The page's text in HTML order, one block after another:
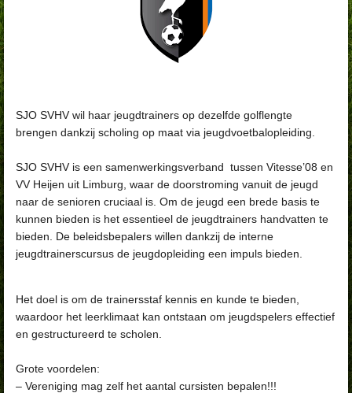
SJO SVHV wil haar jeugdtrainers op dezelfde golflengte
brengen dankzij scholing op maat via jeugdvoetbalopleiding.
SJO SVHV is een samenwerkingsverband tussen Vitesse’08 en
VV Heijen uit Limburg, waar de doorstroming vanuit de jeugd
naar de senioren cruciaal is. Om de jeugd een brede basis te
kunnen bieden is het essentieel de jeugdtrainers handvatten te
bieden. De beleidsbepalers willen dankzij de interne
jeugdtrainerscursus de jeugdopleiding een impuls bieden.
Het doel is om de trainersstaf kennis en kunde te bieden,
waardoor het leerklimaat kan ontstaan om jeugdspelers effectief
en gestructureerd te scholen.
Grote voordelen:
– Vereniging mag zelf het aantal cursisten bepalen!!!